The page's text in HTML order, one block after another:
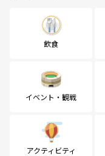
飲食
イベント・観戦
アクティビティ